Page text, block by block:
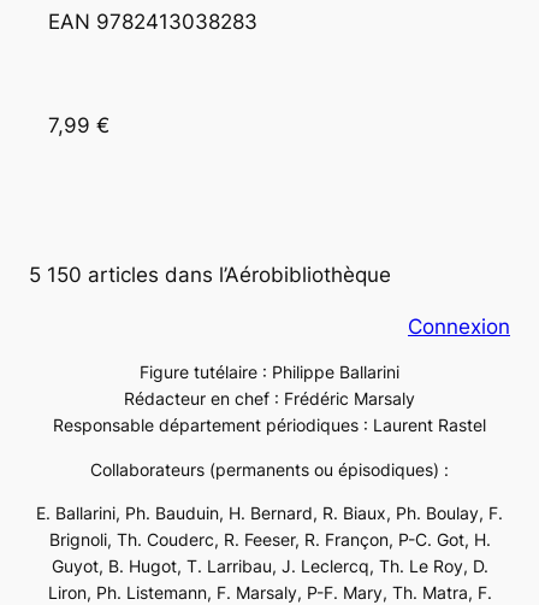
EAN 9782413038283
7,99 €
5 150 articles dans l’Aérobibliothèque
Connexion
Figure tutélaire : Philippe Ballarini
Rédacteur en chef : Frédéric Marsaly
Responsable département périodiques : Laurent Rastel
Collaborateurs (permanents ou épisodiques) :
E. Ballarini, Ph. Bauduin, H. Bernard, R. Biaux, Ph. Boulay, F.
Brignoli, Th. Couderc, R. Feeser, R. Françon, P-C. Got, H.
Guyot, B. Hugot, T. Larribau, J. Leclercq, Th. Le Roy, D.
Liron, Ph. Listemann, F. Marsaly, P-F. Mary, Th. Matra, F.